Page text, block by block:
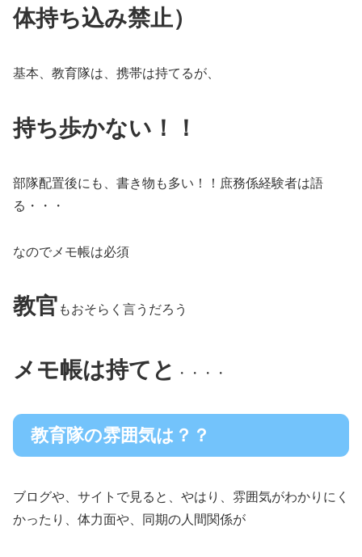
体持ち込み禁止）
基本、教育隊は、携帯は持てるが、
持ち歩かない！！
部隊配置後にも、書き物も多い！！庶務係経験者は語
る・・・
なのでメモ帳は必須
教官 もおそらく言うだろう
メモ帳は持てと ・・・・
教育隊の雰囲気は？？
ブログや、サイトで見ると、やはり、雰囲気がわかりにく
かったり、体力面や、同期の人間関係が